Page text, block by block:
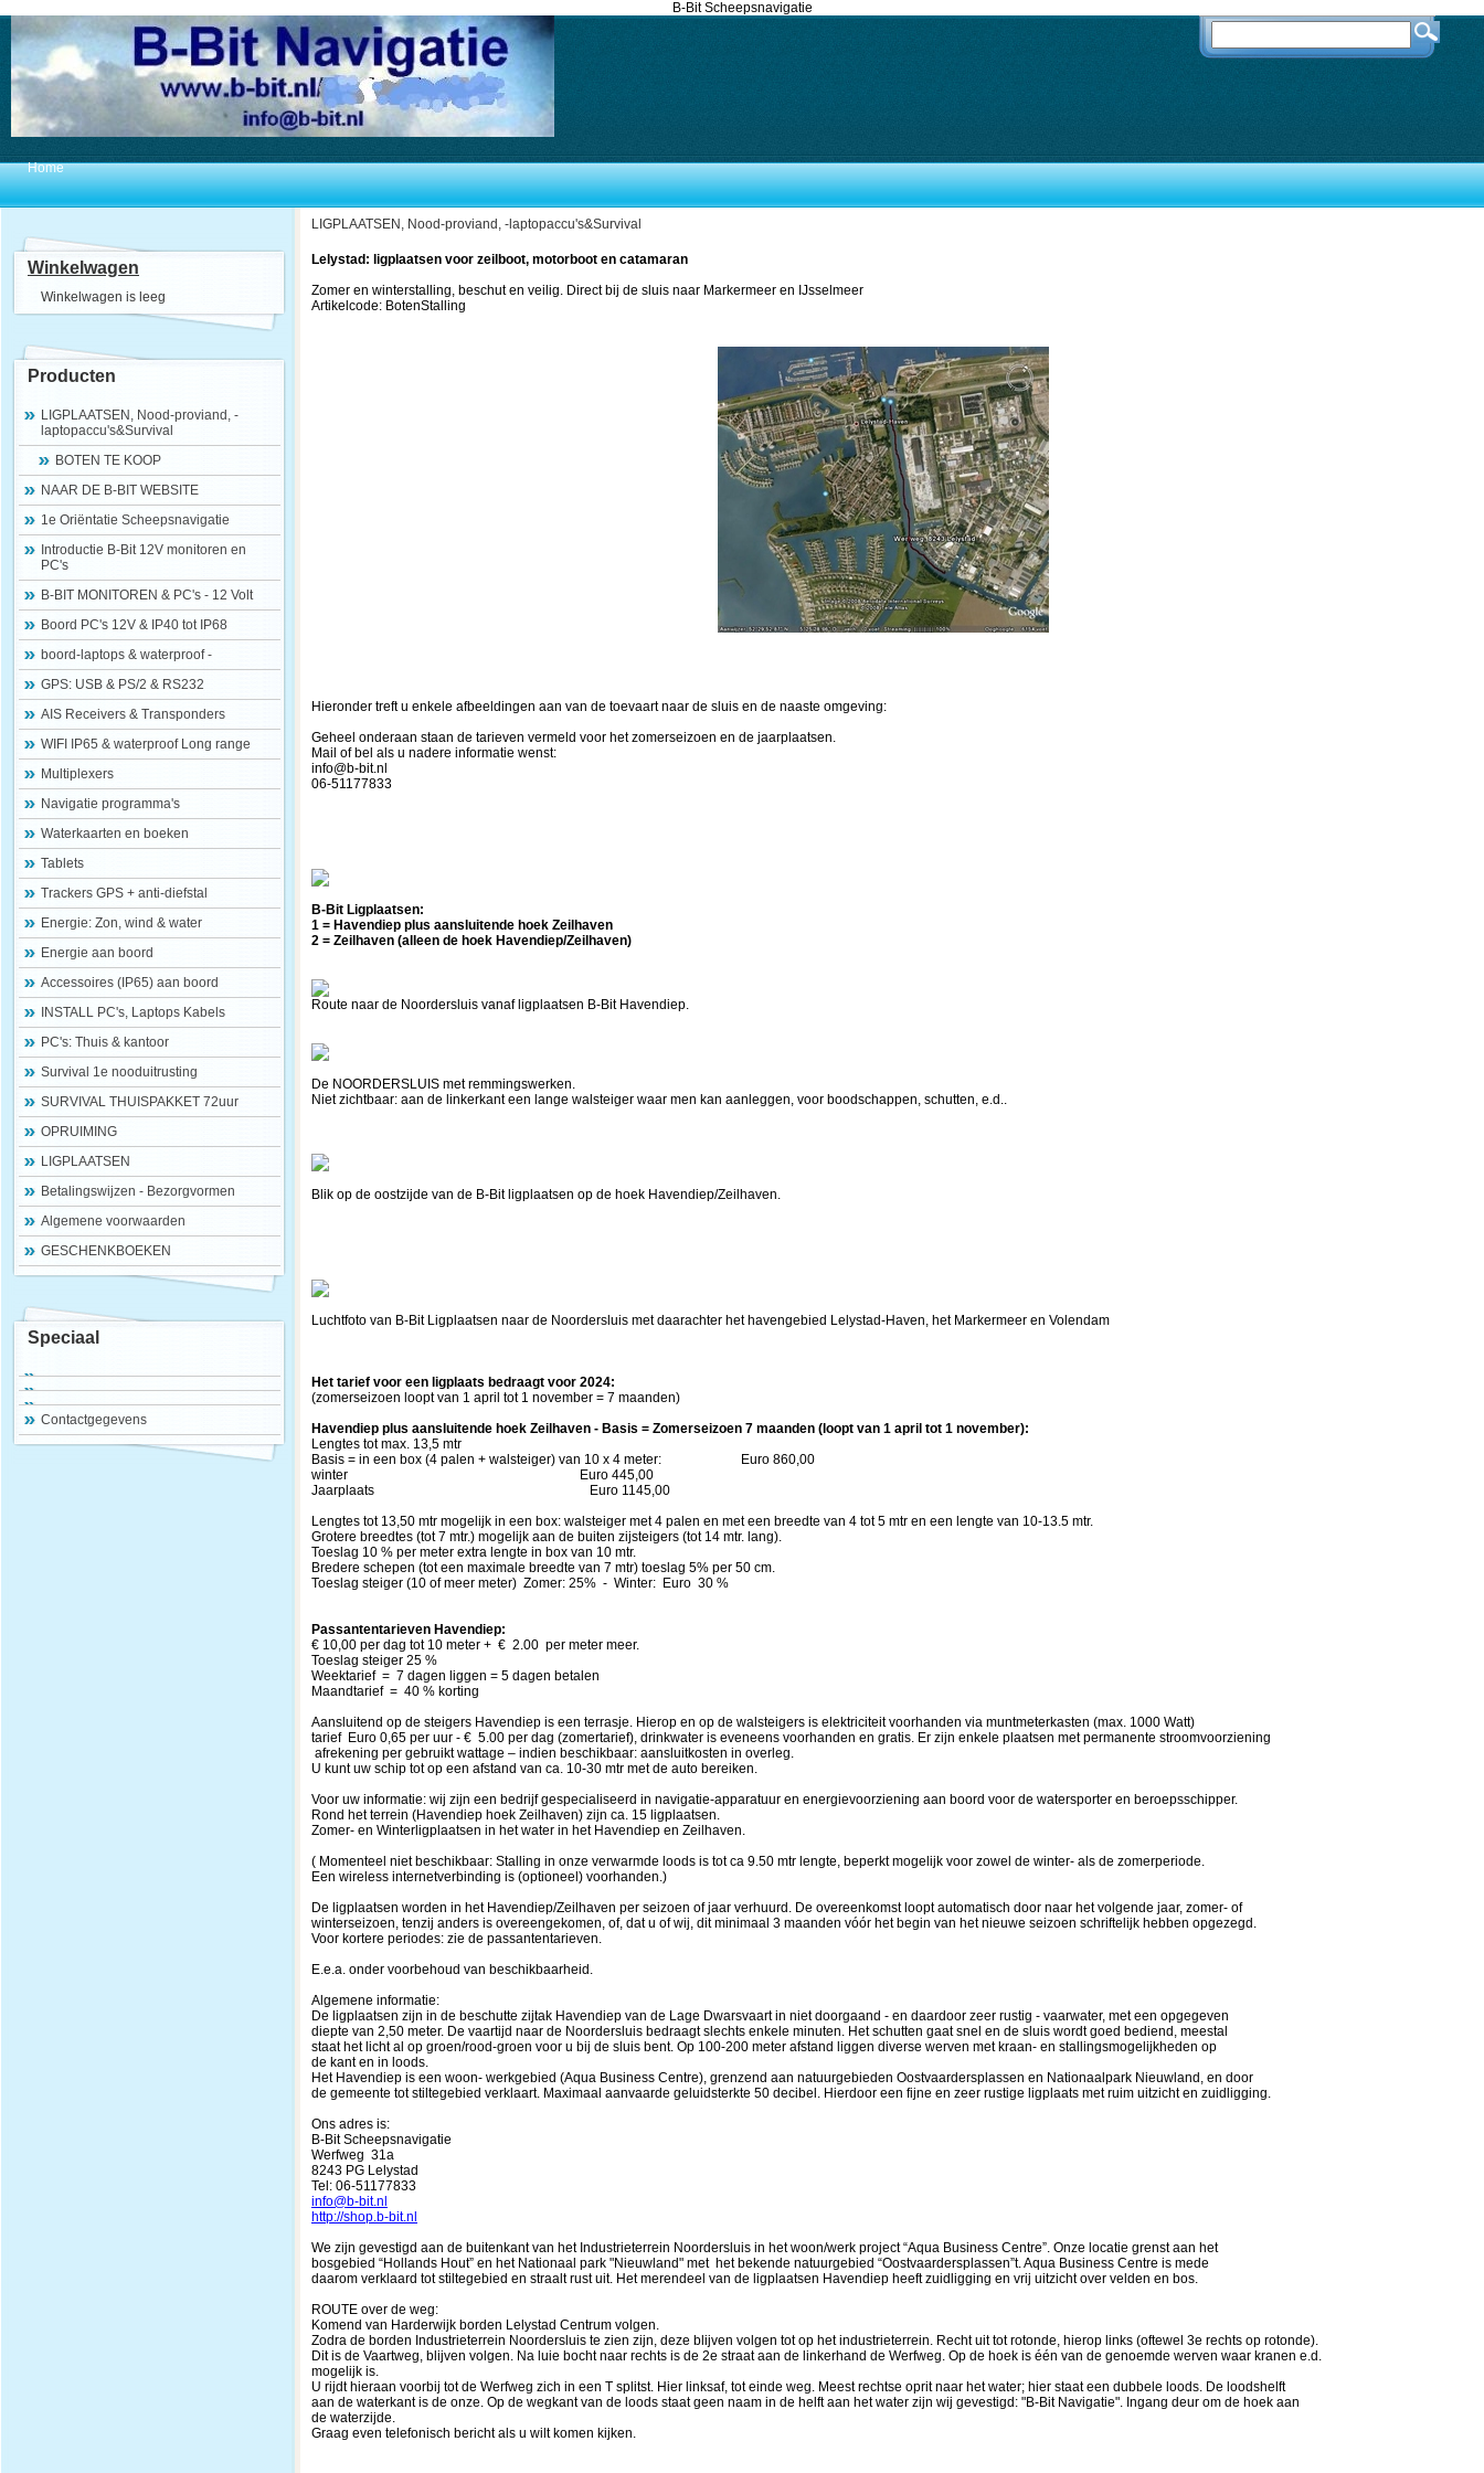
B-Bit Scheepsnavigatie
Home
Winkelwagen
Winkelwagen is leeg
Producten
LIGPLAATSEN, Nood-proviand, -
laptopaccu's&Survival
BOTEN TE KOOP
NAAR DE B-BIT WEBSITE
1e Oriëntatie Scheepsnavigatie
Introductie B-Bit 12V monitoren en
PC's
B-BIT MONITOREN & PC's - 12 Volt
Boord PC's 12V & IP40 tot IP68
boord-laptops & waterproof -
GPS: USB & PS/2 & RS232
AIS Receivers & Transponders
WIFI IP65 & waterproof Long range
Multiplexers
Navigatie programma's
Waterkaarten en boeken
Tablets
Trackers GPS + anti-diefstal
Energie: Zon, wind & water
Energie aan boord
Accessoires (IP65) aan boord
INSTALL PC's, Laptops Kabels
PC's: Thuis & kantoor
Survival 1e nooduitrusting
SURVIVAL THUISPAKKET 72uur
OPRUIMING
LIGPLAATSEN
Betalingswijzen - Bezorgvormen
Algemene voorwaarden
GESCHENKBOEKEN
Speciaal
Contactgegevens
LIGPLAATSEN, Nood-proviand, -laptopaccu's&Survival
Lelystad: ligplaatsen voor zeilboot, motorboot en catamaran
Zomer en winterstalling, beschut en veilig. Direct bij de sluis naar Markermeer en IJsselmeer
Artikelcode: BotenStalling
Hieronder treft u enkele afbeeldingen aan van de toevaart naar de sluis en de naaste omgeving:
Geheel onderaan staan de tarieven vermeld voor het zomerseizoen en de jaarplaatsen.
Mail of bel als u nadere informatie wenst:
info@b-bit.nl
06-51177833
B-Bit Ligplaatsen:
1 = Havendiep plus aansluitende hoek Zeilhaven
2 = Zeilhaven (alleen de hoek Havendiep/Zeilhaven)
Route naar de Noordersluis vanaf ligplaatsen B-Bit Havendiep.
De NOORDERSLUIS met remmingswerken.
Niet zichtbaar: aan de linkerkant een lange walsteiger waar men kan aanleggen, voor boodschappen, schutten, e.d..
Blik op de oostzijde van de B-Bit ligplaatsen op de hoek Havendiep/Zeilhaven.
Luchtfoto van B-Bit Ligplaatsen naar de Noordersluis met daarachter het havengebied Lelystad-Haven, het Markermeer en Volendam
Het tarief voor een ligplaats bedraagt voor 2024:
(zomerseizoen loopt van 1 april tot 1 november = 7 maanden)
Havendiep plus aansluitende hoek Zeilhaven - Basis = Zomerseizoen 7 maanden (loopt van 1 april tot 1 november):
Lengtes tot max. 13,5 mtr
Basis = in een box (4 palen + walsteiger) van 10 x 4 meter: Euro 860,00
winter Euro 445,00
Jaarplaats Euro 1145,00
Lengtes tot 13,50 mtr mogelijk in een box: walsteiger met 4 palen en met een breedte van 4 tot 5 mtr en een lengte van 10-13.5 mtr.
Grotere breedtes (tot 7 mtr.) mogelijk aan de buiten zijsteigers (tot 14 mtr. lang).
Toeslag 10 % per meter extra lengte in box van 10 mtr.
Bredere schepen (tot een maximale breedte van 7 mtr) toeslag 5% per 50 cm.
Toeslag steiger (10 of meer meter) Zomer: 25% - Winter: Euro 30 %
Passantentarieven Havendiep:
€ 10,00 per dag tot 10 meter + € 2.00 per meter meer.
Toeslag steiger 25 %
Weektarief = 7 dagen liggen = 5 dagen betalen
Maandtarief = 40 % korting
Aansluitend op de steigers Havendiep is een terrasje. Hierop en op de walsteigers is elektriciteit voorhanden via muntmeterkasten (max. 1000 Watt)
tarief Euro 0,65 per uur - € 5.00 per dag (zomertarief), drinkwater is eveneens voorhanden en gratis. Er zijn enkele plaatsen met permanente stroomvoorziening
afrekening per gebruikt wattage – indien beschikbaar: aansluitkosten in overleg.
U kunt uw schip tot op een afstand van ca. 10-30 mtr met de auto bereiken.
Voor uw informatie: wij zijn een bedrijf gespecialiseerd in navigatie-apparatuur en energievoorziening aan boord voor de watersporter en beroepsschipper.
Rond het terrein (Havendiep hoek Zeilhaven) zijn ca. 15 ligplaatsen.
Zomer- en Winterligplaatsen in het water in het Havendiep en Zeilhaven.
( Momenteel niet beschikbaar: Stalling in onze verwarmde loods is tot ca 9.50 mtr lengte, beperkt mogelijk voor zowel de winter- als de zomerperiode.
Een wireless internetverbinding is (optioneel) voorhanden.)
De ligplaatsen worden in het Havendiep/Zeilhaven per seizoen of jaar verhuurd. De overeenkomst loopt automatisch door naar het volgende jaar, zomer- of
winterseizoen, tenzij anders is overeengekomen, of, dat u of wij, dit minimaal 3 maanden vóór het begin van het nieuwe seizoen schriftelijk hebben opgezegd.
Voor kortere periodes: zie de passantentarieven.
E.e.a. onder voorbehoud van beschikbaarheid.
Algemene informatie:
De ligplaatsen zijn in de beschutte zijtak Havendiep van de Lage Dwarsvaart in niet doorgaand - en daardoor zeer rustig - vaarwater, met een opgegeven
diepte van 2,50 meter. De vaartijd naar de Noordersluis bedraagt slechts enkele minuten. Het schutten gaat snel en de sluis wordt goed bediend, meestal
staat het licht al op groen/rood-groen voor u bij de sluis bent. Op 100-200 meter afstand liggen diverse werven met kraan- en stallingsmogelijkheden op
de kant en in loods.
Het Havendiep is een woon- werkgebied (Aqua Business Centre), grenzend aan natuurgebieden Oostvaardersplassen en Nationaalpark Nieuwland, en door
de gemeente tot stiltegebied verklaart. Maximaal aanvaarde geluidsterkte 50 decibel. Hierdoor een fijne en zeer rustige ligplaats met ruim uitzicht en zuidligging.
Ons adres is:
B-Bit Scheepsnavigatie
Werfweg 31a
8243 PG Lelystad
Tel: 06-51177833
info@b-bit.nl
http://shop.b-bit.nl
We zijn gevestigd aan de buitenkant van het Industrieterrein Noordersluis in het woon/werk project “Aqua Business Centre”. Onze locatie grenst aan het
bosgebied “Hollands Hout” en het Nationaal park "Nieuwland" met het bekende natuurgebied “Oostvaardersplassen”t. Aqua Business Centre is mede
daarom verklaard tot stiltegebied en straalt rust uit. Het merendeel van de ligplaatsen Havendiep heeft zuidligging en vrij uitzicht over velden en bos.
ROUTE over de weg:
Komend van Harderwijk borden Lelystad Centrum volgen.
Zodra de borden Industrieterrein Noordersluis te zien zijn, deze blijven volgen tot op het industrieterrein. Recht uit tot rotonde, hierop links (oftewel 3e rechts op rotonde).
Dit is de Vaartweg, blijven volgen. Na luie bocht naar rechts is de 2e straat aan de linkerhand de Werfweg. Op de hoek is één van de genoemde werven waar kranen e.d.
mogelijk is.
U rijdt hieraan voorbij tot de Werfweg zich in een T splitst. Hier linksaf, tot einde weg. Meest rechtse oprit naar het water; hier staat een dubbele loods. De loodshelft
aan de waterkant is de onze. Op de wegkant van de loods staat geen naam in de helft aan het water zijn wij gevestigd: "B-Bit Navigatie". Ingang deur om de hoek aan
de waterzijde.
Graag even telefonisch bericht als u wilt komen kijken.